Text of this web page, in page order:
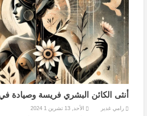
أنثى الكائن البشري فريسة وصيادة
رامي غدير الأحد, 13 تشرين 1 2024